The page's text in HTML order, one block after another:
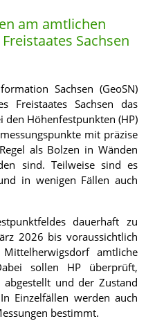
am amtlichen
Sachsen
Sachsen (GeoSN)
Freistaates Sachsen das
Höhenfestpunkten (HP)
mit präzise
als Bolzen in Wänden
sind. Teilweise sind es
in wenigen Fällen auch
dauerhaft zu
2026 bis voraussichtlich
amtliche
sollen HP überprüft,
und der Zustand
Einzelfällen werden auch
bestimmt.